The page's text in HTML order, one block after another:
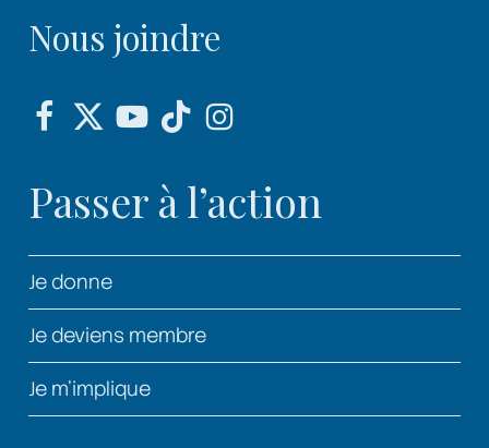
Nous joindre
Passer à l’action
Je donne
Je deviens membre
Je m’implique